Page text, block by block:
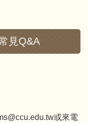
見Q&A
或來電